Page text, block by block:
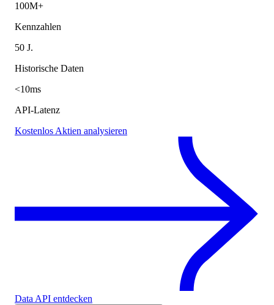
100M+
Kennzahlen
50 J.
Historische Daten
<10ms
API-Latenz
Kostenlos Aktien analysieren
Data API entdecken